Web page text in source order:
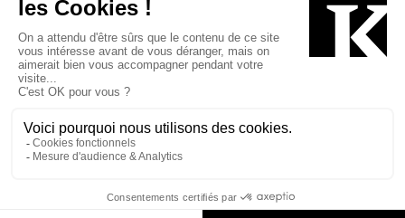
Bâtiment-Durable-Québec-1
Esquisses-1
MP-1 v2com-1
Cookies